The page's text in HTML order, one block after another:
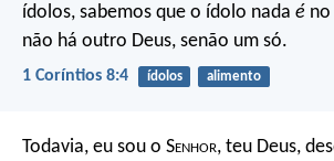
ídolos, sabemos que o ídolo nada é
não há outro Deus, senão um só.
1 Coríntios 8:4 ídolos alimento
Todavia, eu sou o Senhor, teu Deus,